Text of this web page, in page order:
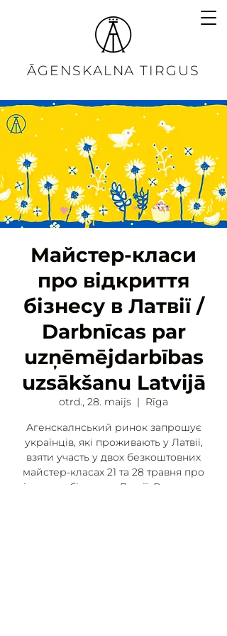
ĀGENSKALNA TIRGUS
Майстер-класи
про відкриття
бізнесу в Латвії /
Darbnīcas par
uzņēmējdarbības
uzsākšanu Latvijā
otrd., 28. maijs
  |
Rīga
Агенскалнський ринок запрошує
українців, які проживають у Латвії,
взяти участь у двох безкоштовних
майстер-класах 21 та 28 травня про
відкриття бізнесу в Латвії. Ви можете